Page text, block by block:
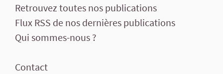
Retrouvez toutes nos publications
Flux RSS de nos dernières publications
Qui sommes-nous ?
Contact